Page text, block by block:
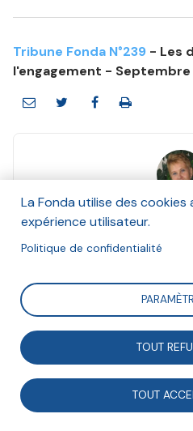
Tribune Fonda N°239 - Les
l'engagement - Septembre
Monique
Quels sont les modèles de
Quels sont les ressorts du
investissement ? Éléments
trois exemples de
La Fonda utilise des
expérience utilisateur.
Politique de confidentialité
TOUT
TOUT